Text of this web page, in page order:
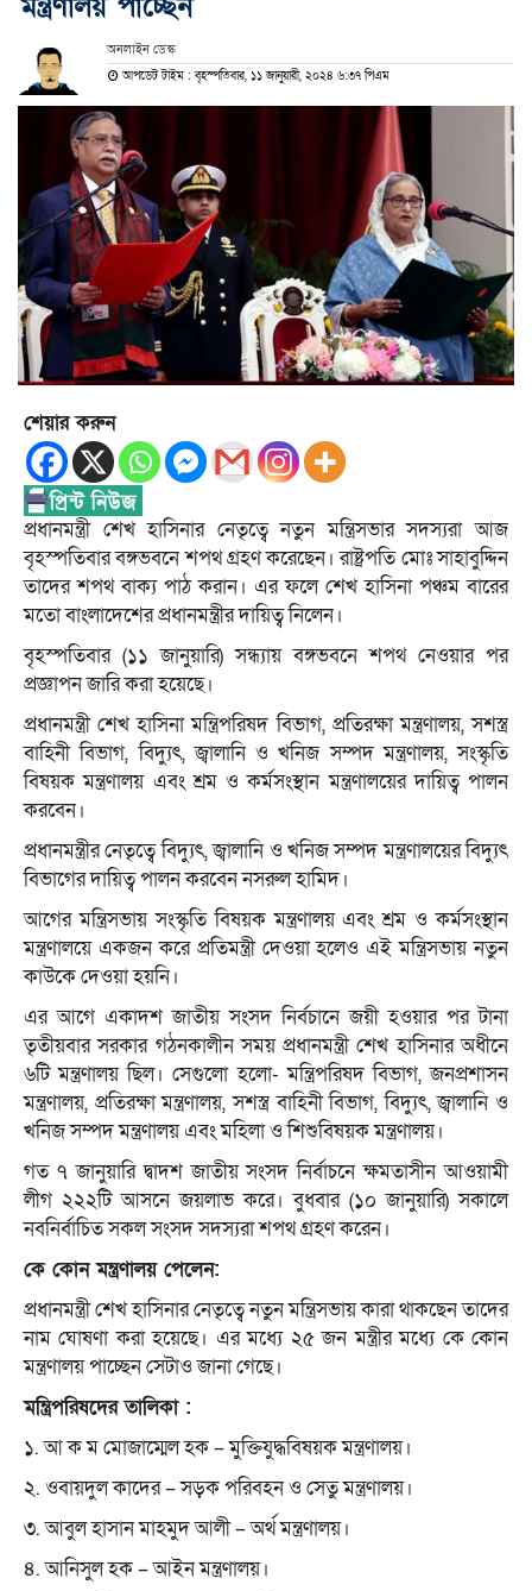
অনলাইন ডেস্ক
আপডেট টাইম : বৃহস্পতিবার, ১১ জানুয়ারী, ২০২৪ ৬:৩৭ পিএম
শেয়ার করুন
প্রধানমন্ত্রী শেখ হাসিনার নেতৃত্বে নতুন মন্ত্রিসভার সদস্যরা আজ
বৃহস্পতিবার বঙ্গভবনে শপথ গ্রহণ করেছেন। রাষ্ট্রপতি মোঃ সাহাবুদ্দিন
তাদের শপথ বাক্য পাঠ করান। এর ফলে শেখ হাসিনা পঞ্চম বারের
মতো বাংলাদেশের প্রধানমন্ত্রীর দায়িত্ব নিলেন।
বৃহস্পতিবার (১১ জানুয়ারি) সন্ধ্যায় বঙ্গভবনে শপথ নেওয়ার পর
প্রজ্ঞাপন জারি করা হয়েছে।
প্রধানমন্ত্রী শেখ হাসিনা মন্ত্রিপরিষদ বিভাগ, প্রতিরক্ষা মন্ত্রণালয়, সশস্ত্র
বাহিনী বিভাগ, বিদ্যুৎ, জ্বালানি ও খনিজ সম্পদ মন্ত্রণালয়, সংস্কৃতি
বিষয়ক মন্ত্রণালয় এবং শ্রম ও কর্মসংস্থান মন্ত্রণালয়ের দায়িত্ব পালন
করবেন।
প্রধানমন্ত্রীর নেতৃত্বে বিদ্যুৎ, জ্বালানি ও খনিজ সম্পদ মন্ত্রণালয়ের বিদ্যুৎ
বিভাগের দায়িত্ব পালন করবেন নসরুল হামিদ।
আগের মন্ত্রিসভায় সংস্কৃতি বিষয়ক মন্ত্রণালয় এবং শ্রম ও কর্মসংস্থান
মন্ত্রণালয়ে একজন করে প্রতিমন্ত্রী দেওয়া হলেও এই মন্ত্রিসভায় নতুন
কাউকে দেওয়া হয়নি।
এর আগে একাদশ জাতীয় সংসদ নির্বচানে জয়ী হওয়ার পর টানা
তৃতীয়বার সরকার গঠনকালীন সময় প্রধানমন্ত্রী শেখ হাসিনার অধীনে
৬টি মন্ত্রণালয় ছিল। সেগুলো হলো- মন্ত্রিপরিষদ বিভাগ, জনপ্রশাসন
মন্ত্রণালয়, প্রতিরক্ষা মন্ত্রণালয়, সশস্ত্র বাহিনী বিভাগ, বিদ্যুৎ, জ্বালানি ও
খনিজ সম্পদ মন্ত্রণালয় এবং মহিলা ও শিশুবিষয়ক মন্ত্রণালয়।
গত ৭ জানুয়ারি দ্বাদশ জাতীয় সংসদ নির্বাচনে ক্ষমতাসীন আওয়ামী
লীগ ২২২টি আসনে জয়লাভ করে। বুধবার (১০ জানুয়ারি) সকালে
নবনির্বাচিত সকল সংসদ সদস্যরা শপথ গ্রহণ করেন।
কে কোন মন্ত্রণালয় পেলেন:
প্রধানমন্ত্রী শেখ হাসিনার নেতৃত্বে নতুন মন্ত্রিসভায় কারা থাকছেন তাদের
নাম ঘোষণা করা হয়েছে। এর মধ্যে ২৫ জন মন্ত্রীর মধ্যে কে কোন
মন্ত্রণালয় পাচ্ছেন সেটাও জানা গেছে।
মন্ত্রিপরিষদের তালিকা :
১. আ ক ম মোজাম্মেল হক – মুক্তিযুদ্ধবিষয়ক মন্ত্রণালয়।
২. ওবায়দুল কাদের – সড়ক পরিবহন ও সেতু মন্ত্রণালয়।
৩. আবুল হাসান মাহমুদ আলী – অর্থ মন্ত্রণালয়।
৪. আনিসুল হক – আইন মন্ত্রণালয়।